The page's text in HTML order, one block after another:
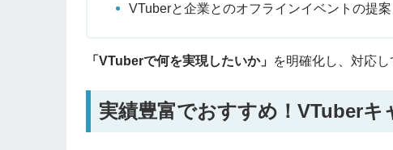
VTuberと企業とのオフラインイベントの提
「VTuberで何を実現したいか」 を明確化し、対応
実績豊富でおすすめ！VTuber